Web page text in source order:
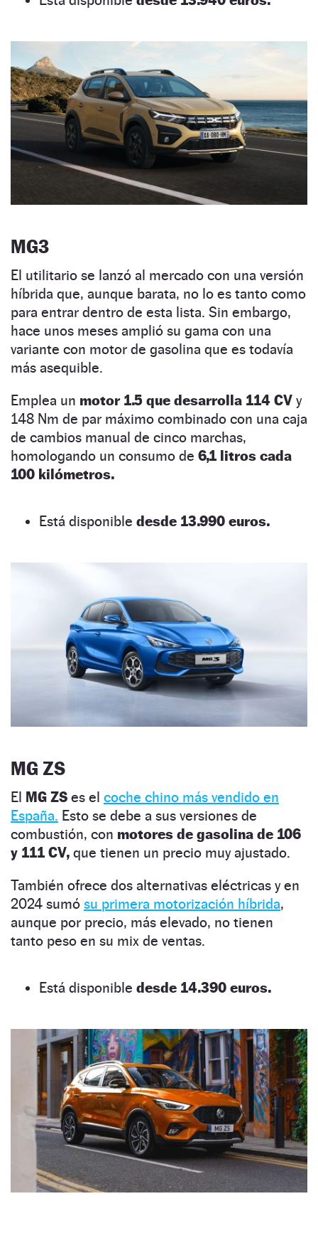
MG3
El utilitario se lanzó al mercado con una versión
híbrida que, aunque barata, no lo es tanto como
para entrar dentro de esta lista. Sin embargo,
hace unos meses amplió su gama con una
variante con motor de gasolina que es todavía
más asequible.
Emplea un motor 1.5 que desarrolla 114 CV y
148 Nm de par máximo combinado con una caja
de cambios manual de cinco marchas,
homologando un consumo de 6,1 litros cada
100 kilómetros.
Está disponible desde 13.990 euros.
MG ZS
El MG ZS es el coche chino más vendido en
España. Esto se debe a sus versiones de
combustión, con motores de gasolina de 106
y 111 CV, que tienen un precio muy ajustado.
También ofrece dos alternativas eléctricas y en
2024 sumó su primera motorización híbrida,
aunque por precio, más elevado, no tienen
tanto peso en su mix de ventas.
Está disponible desde 14.390 euros.